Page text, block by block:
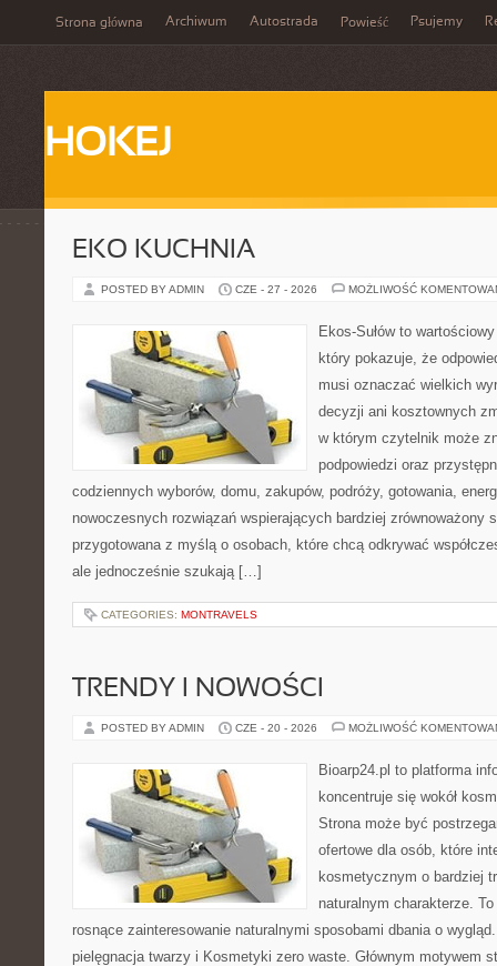
Strona główna Archiwum Autostrada Powieść Psujemy
HOKEJ
EKO KUCHNIA
POSTED BY ADMIN CZE - 27 - 2026 MOŻLIWOŚĆ
Ekos-Sułów to
który pokazuje, że
musi oznaczać wielkich
decyzji ani kosztownych
w którym czytelnik może
podpowiedzi oraz
codziennych wyborów, domu, zakupów, podróży, gotowania,
nowoczesnych rozwiązań wspierających bardziej zrównoważony
przygotowana z myślą o osobach, które chcą odkrywać
ale jednocześnie szukają […]
CATEGORIES: MONTRAVELS
TRENDY I NOWOŚCI
POSTED BY ADMIN CZE - 20 - 2026 MOŻLIWOŚĆ
Bioarp24.pl to platforma
koncentruje się wokół
Strona może być
ofertowe dla osób, które
kosmetycznym o bardziej
naturalnym charakterze.
rosnące zainteresowanie naturalnymi sposobami dbania o
pielęgnacja twarzy i Kosmetyki zero waste. Głównym motywem